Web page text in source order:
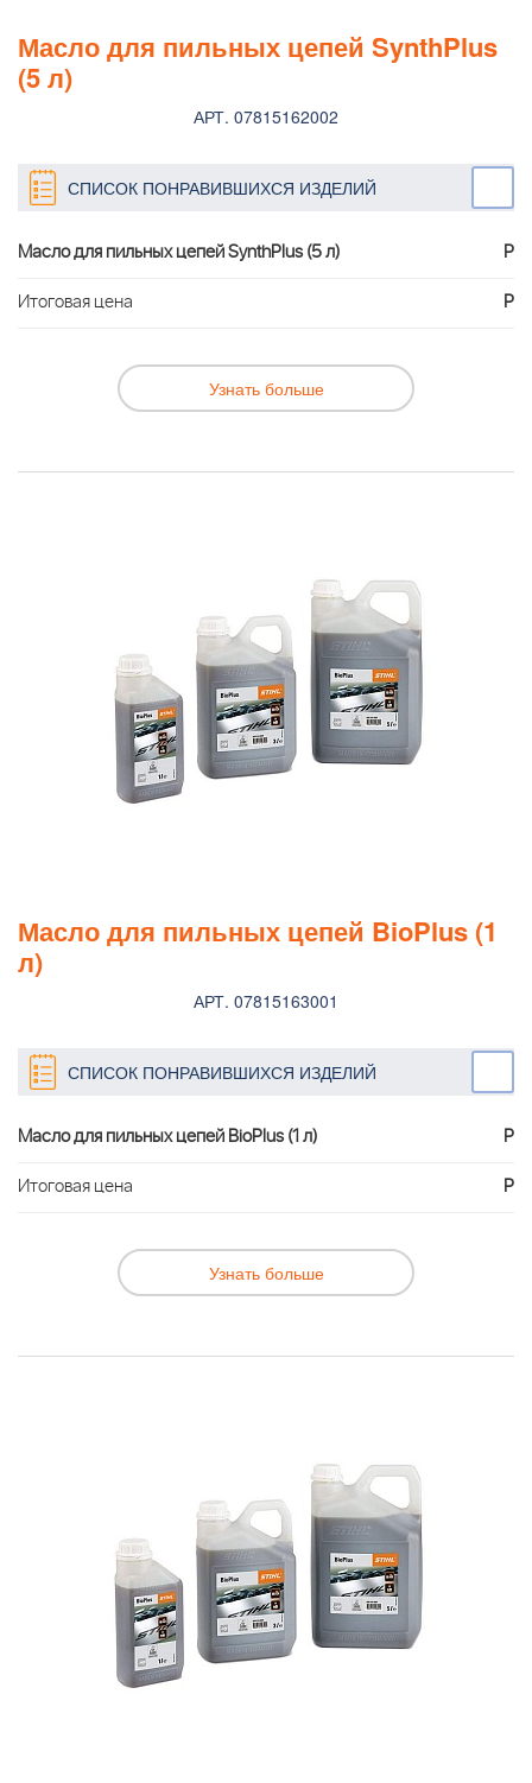
Масло для пильных цепей SynthPlus
(5 л)
АРТ. 07815162002
СПИСОК ПОНРАВИВШИХСЯ ИЗДЕЛИЙ
Масло для пильных цепей SynthPlus (5 л)
Р
Итоговая цена
Р
Узнать больше
Масло для пильных цепей BioPlus (1
л)
АРТ. 07815163001
СПИСОК ПОНРАВИВШИХСЯ ИЗДЕЛИЙ
Масло для пильных цепей BioPlus (1 л)
Р
Итоговая цена
Р
Узнать больше